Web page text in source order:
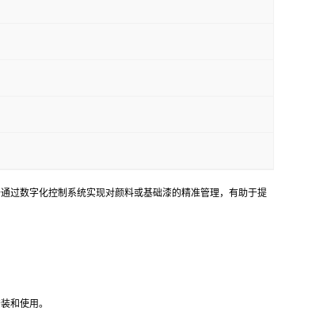
过数字化控制系统实现对颜料或基础漆的精准管理，有助于提
和使用。